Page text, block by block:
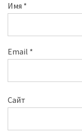
Имя *
Email *
Сайт